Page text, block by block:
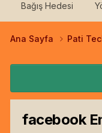
Bağış Hedesi
Ana Sayfa Pati
facebook